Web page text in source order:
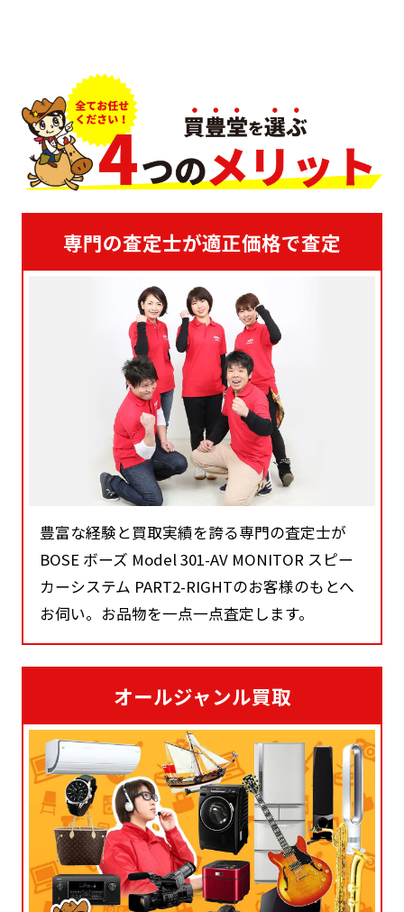
専門の査定士が適正価格で査定
豊富な経験と買取実績を誇る専門の査定士が
BOSE ボーズ Model 301-AV MONITOR スピー
カーシステム PART2-RIGHTのお客様のもとへ
お伺い。お品物を一点一点査定します。
オールジャンル買取